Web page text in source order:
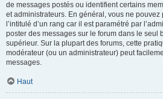
de messages postés ou identifient certains
et administrateurs. En général, vous ne
l’intitulé d’un rang car il est paramétré par
poster des messages sur le forum dans le seul
supérieur. Sur la plupart des forums, cette
modérateur (ou un administrateur) peut
messages.
Haut